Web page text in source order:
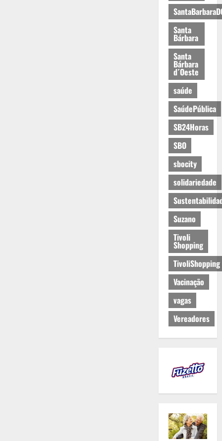
Santa
Bárbara
Santa
Bárbara
d´Oeste
saúde
SaúdePública
SB24Horas
SBO
sbocity
solidariedade
Suzano
Tivoli
Shopping
TivoliShopping
Vacinação
vagas
Vereadores